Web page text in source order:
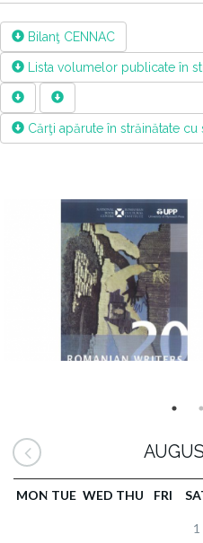
Bilanţ CENNAC
Lista volumelor publicate în
Cărţi apărute în străinătate
MON TUE WED THU FRI
1